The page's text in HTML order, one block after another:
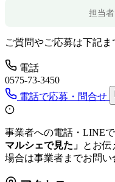
担当者
ご質問やご応募は下記
電話
0575-73-3450
電話で応募・問合せ
事業者への電話・LINE
マルシェで見た」 とお伝
場合は事業者までお問い